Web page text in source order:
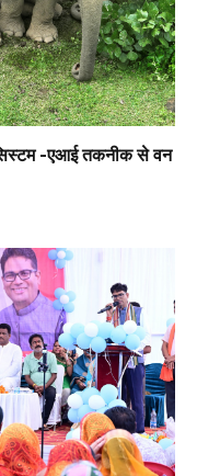
सिस्टम -एआई तकनीक से वन